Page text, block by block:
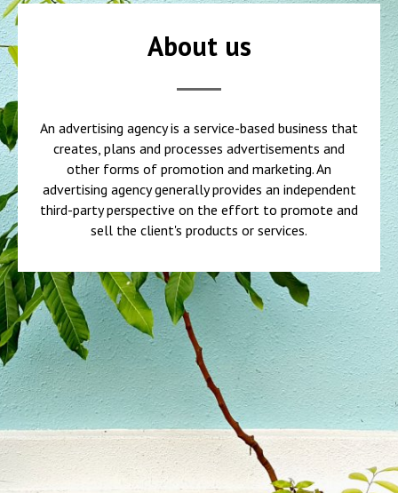
About us
An advertising agency is a service-based business that
creates, plans and processes advertisements and
other forms of promotion and marketing. An
advertising agency generally provides an independent
third-party perspective on the effort to promote and
sell the client's products or services.